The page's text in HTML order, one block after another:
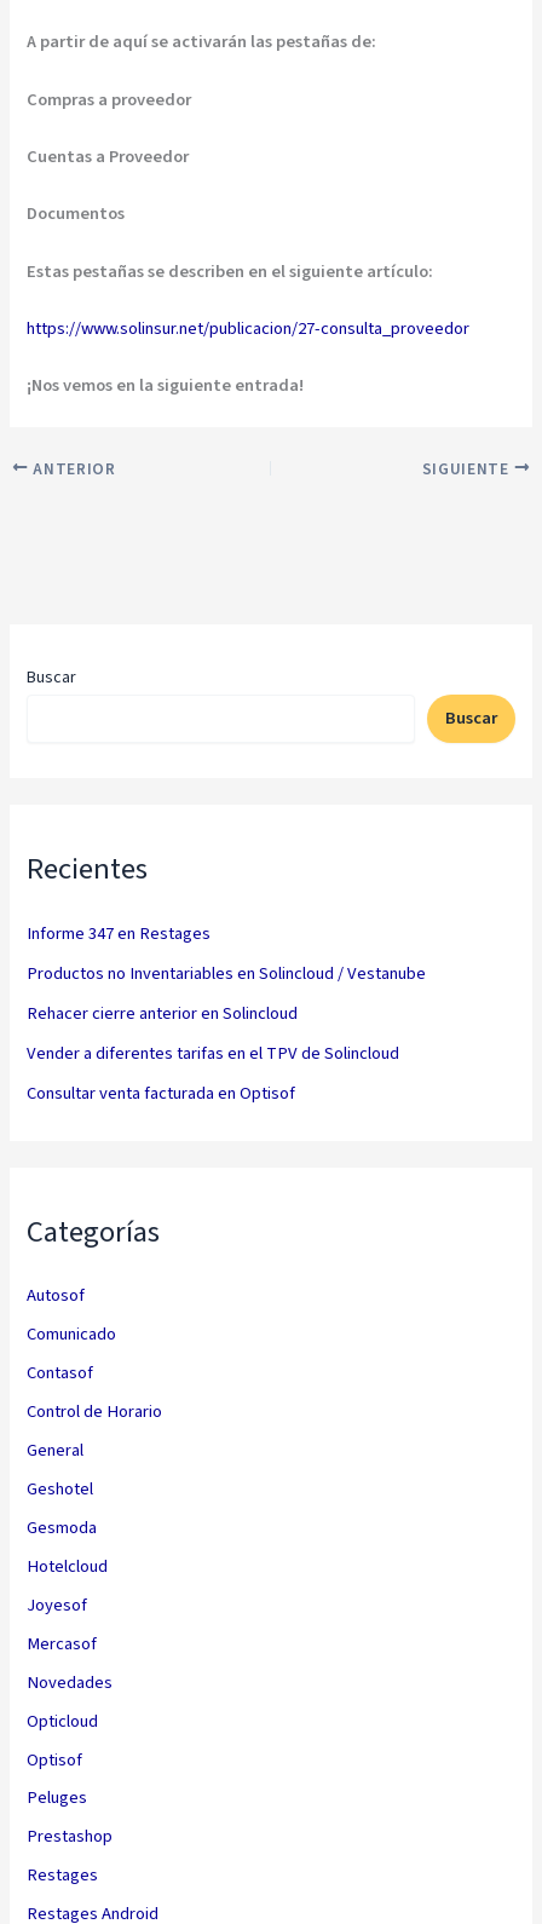
A partir de aquí se activarán las pestañas de:
Compras a proveedor
Cuentas a Proveedor
Documentos
Estas pestañas se describen en el siguiente artículo:
https://www.solinsur.net/publicacion/27-consulta_proveedor
¡Nos vemos en la siguiente entrada!
ANTERIOR SIGUIENTE
Buscar
Buscar
Recientes
Informe 347 en Restages
Productos no Inventariables en Solincloud / Vestanube
Rehacer cierre anterior en Solincloud
Vender a diferentes tarifas en el TPV de Solincloud
Consultar venta facturada en Optisof
Categorías
Autosof
Comunicado
Contasof
Control de Horario
General
Geshotel
Gesmoda
Hotelcloud
Joyesof
Mercasof
Novedades
Opticloud
Optisof
Peluges
Prestashop
Restages
Restages Android